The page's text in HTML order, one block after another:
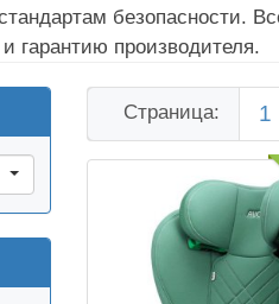
безопасности.
гарантию производителя.
Страница: 1